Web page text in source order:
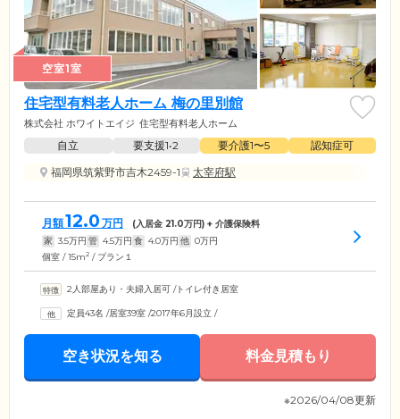
空室1室
住宅型有料老人ホーム 梅の里別館
株式会社 ホワイトエイジ 住宅型有料老人ホーム
自立 要支援1•2 要介護1〜5
認知症可
福岡県筑紫野市吉木2459-1
太宰府駅
月額12.0 万円 (入居金 21.0万円) + 介護保険料
家 3.5万円 管 4.5万円 食 4.0万円 他 0万円
個室 / 15m2 / プラン１
2人部屋あり・夫婦入居可 /トイレ付き居室
定員43名 /居室39室 /2017年6月設立 /
空き状況を知る 料金見積もり
※2026/04/08更新